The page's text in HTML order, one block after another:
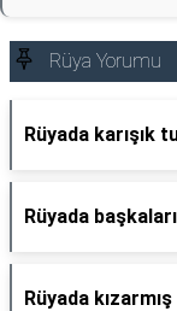
Rüya Yorumu
Rüyada karışık
Rüyada
Rüyada